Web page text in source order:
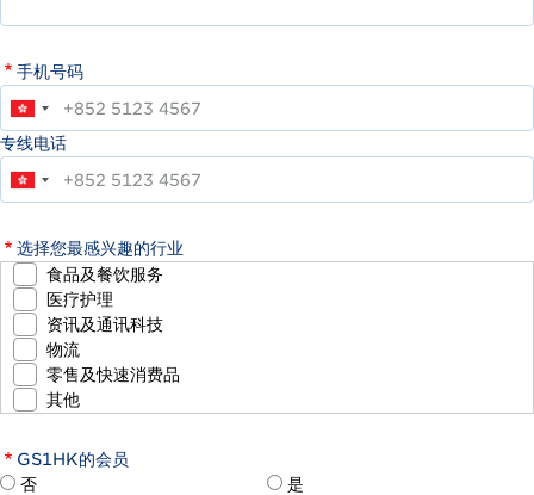
手机号码
专线电话
选择您最感兴趣的行业
食品及餐饮服务
医疗护理
资讯及通讯科技
物流
零售及快速消费品
其他
GS1HK的会员
否
是